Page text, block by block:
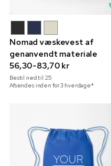
Nomad væskevest af
genanvendt materiale
56,30-83,70 kr
Bestil ned til 25
Afsendes inden for 3 hverdage*